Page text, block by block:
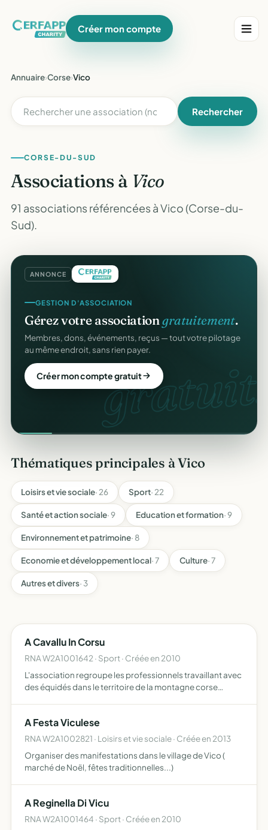
Créer mon compte
Annuaire›Corse›Vico
Rechercher
CORSE-DU-SUD
Associations à Vico
91 associations référencées à Vico (Corse-du-
Sud).
ANNONCE
gratuit.
GESTION D'ASSOCIATION
Gérez votre associationgratuitement.
Membres, dons, événements, reçus — tout votre pilotage
au même endroit, sans rien payer.
Créer mon compte gratuit
Thématiques principales à Vico
Loisirs et vie sociale· 26 Sport· 22
Santé et action sociale· 9 Education et formation· 9
Environnement et patrimoine· 8
Economie et développement local· 7 Culture· 7
Autres et divers· 3
A Cavallu In Corsu
RNA W2A1001642 · Sport · Créée en 2010
L'association regroupe les professionnels travaillant avec
des équidés dans le territoire de la montagne corse
A Festa Viculese
RNA W2A1002821 · Loisirs et vie sociale · Créée en 2013
Organiser des manifestations dans le village de Vico (
marché de Noël, fêtes traditionnelles...)
A Reginella Di Vicu
RNA W2A1001464 · Sport · Créée en 2010